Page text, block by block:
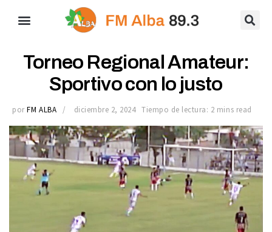
Torneo Regional Amateur:
Sportivo con lo justo
por FM ALBA diciembre 2, 2024 Tiempo de lectura: 2 mins read